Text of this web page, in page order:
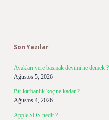
Son Yazılar
Ayakları yere basmak deyimi ne demek ?
Ağustos 5, 2026
Bir kurbanlık koç ne kadar ?
Ağustos 4, 2026
Apple SOS nedir ?